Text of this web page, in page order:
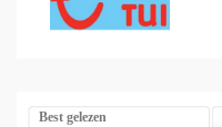
Best gelezen